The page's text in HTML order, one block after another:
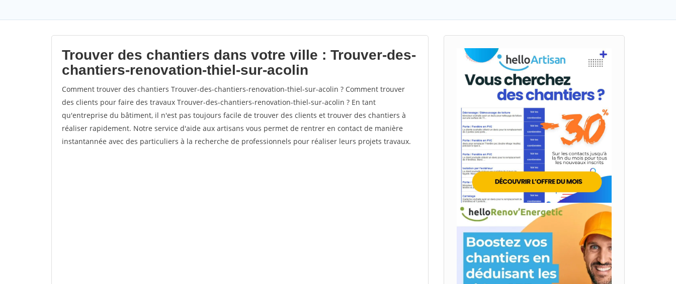
Trouver des chantiers dans votre ville : Trouver-des-
chantiers-renovation-thiel-sur-acolin
Comment trouver des chantiers Trouver-des-chantiers-renovation-thiel-sur-acolin ? Comment trouver
des clients pour faire des travaux Trouver-des-chantiers-renovation-thiel-sur-acolin ? En tant
qu'entreprise du bâtiment, il n'est pas toujours facile de trouver des clients et trouver des chantiers à
réaliser rapidement. Notre service d'aide aux artisans vous permet de rentrer en contact de manière
instantannée avec des particuliers à la recherche de professionnels pour réaliser leurs projets travaux.